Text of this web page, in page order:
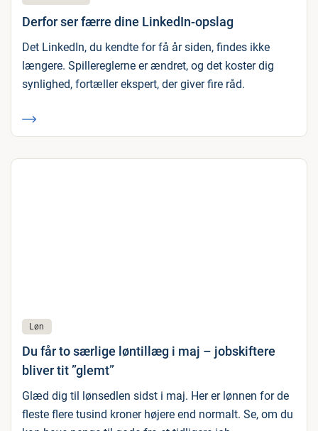
Derfor ser færre dine LinkedIn-opslag
Det LinkedIn, du kendte for få år siden, findes ikke
længere. Spillereglerne er ændret, og det koster dig
synlighed, fortæller ekspert, der giver fire råd.
Løn
Du får to særlige løntillæg i maj – jobskiftere
bliver tit ”glemt”
Glæd dig til lønsedlen sidst i maj. Her er lønnen for de
fleste flere tusind kroner højere end normalt. Se, om du